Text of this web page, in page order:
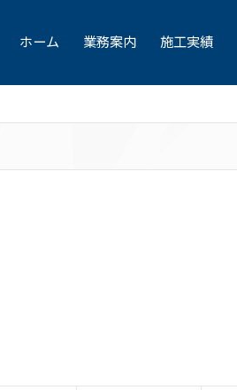
ホーム 業務案内 施工実績